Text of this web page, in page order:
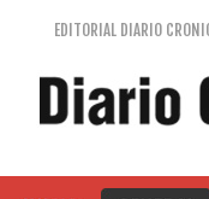
EDITORIAL DIARIO